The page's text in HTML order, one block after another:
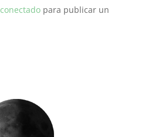
conectadopara publicar un